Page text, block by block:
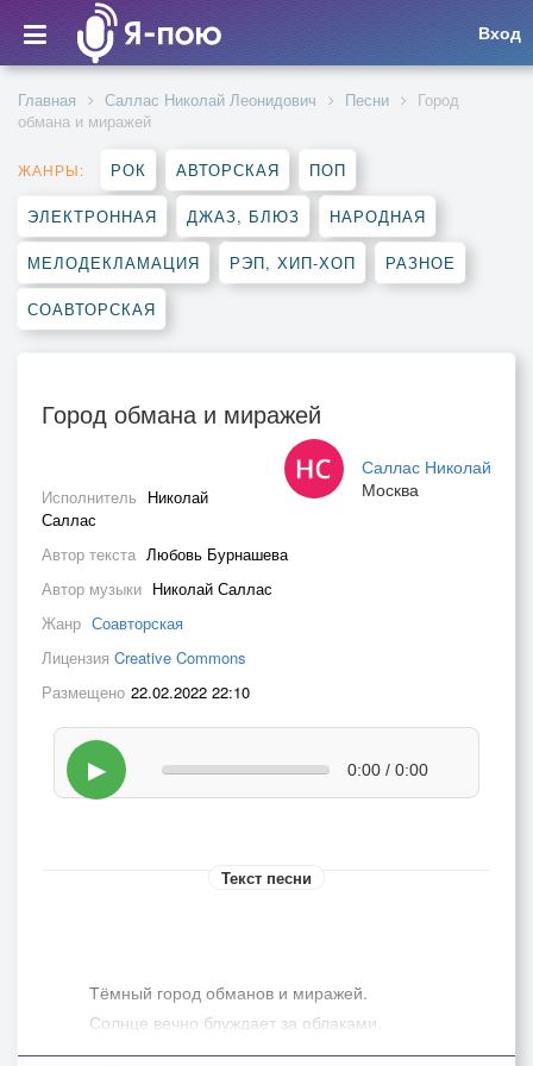
Вход
Главная Саллас Николай Леонидович Песни
Город
обмана и миражей
ЖАНРЫ: РОК АВТОРСКАЯ ПОП
ЭЛЕКТРОННАЯ ДЖАЗ, БЛЮЗ НАРОДНАЯ
МЕЛОДЕКЛАМАЦИЯ РЭП, ХИП-ХОП РАЗНОЕ
СОАВТОРСКАЯ
Город обмана и миражей
Саллас Николай
Москва
Исполнитель Николай
Саллас
Автор текста Любовь Бурнашева
Автор музыки Николай Саллас
Жанр Соавторская
Лицензия Creative Commons
Размещено 22.02.2022 22:10
▶ 0:00 / 0:00
Текст песни
­­­­Тёмный город обманов и миражей.
Солнце вечно блуждает за облаками.
На бесстрастные камни и стоки траншей,